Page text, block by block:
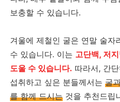
보충할 수 있습니다.
겨울에 제철인 굴은 연말 술자
수 있습니다. 이는 고단백, 저
도울 수 있습니다. 따라서, 간
섭취하고 싶은 분들께서는 굴
를 함께 드시는 것을 추천드립